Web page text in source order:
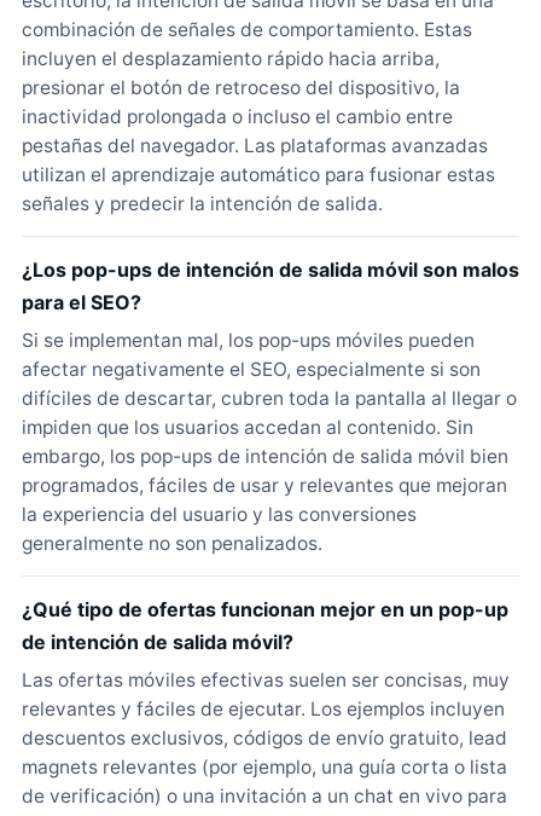
combinación de señales de comportamiento. Estas
incluyen el desplazamiento rápido hacia arriba,
presionar el botón de retroceso del dispositivo, la
inactividad prolongada o incluso el cambio entre
pestañas del navegador. Las plataformas avanzadas
utilizan el aprendizaje automático para fusionar estas
señales y predecir la intención de salida.
¿Los pop-ups de intención de salida móvil son malos
para el SEO?
Si se implementan mal, los pop-ups móviles pueden
afectar negativamente el SEO, especialmente si son
difíciles de descartar, cubren toda la pantalla al llegar o
impiden que los usuarios accedan al contenido. Sin
embargo, los pop-ups de intención de salida móvil bien
programados, fáciles de usar y relevantes que mejoran
la experiencia del usuario y las conversiones
generalmente no son penalizados.
¿Qué tipo de ofertas funcionan mejor en un pop-up
de intención de salida móvil?
Las ofertas móviles efectivas suelen ser concisas, muy
relevantes y fáciles de ejecutar. Los ejemplos incluyen
descuentos exclusivos, códigos de envío gratuito, lead
magnets relevantes (por ejemplo, una guía corta o lista
de verificación) o una invitación a un chat en vivo para